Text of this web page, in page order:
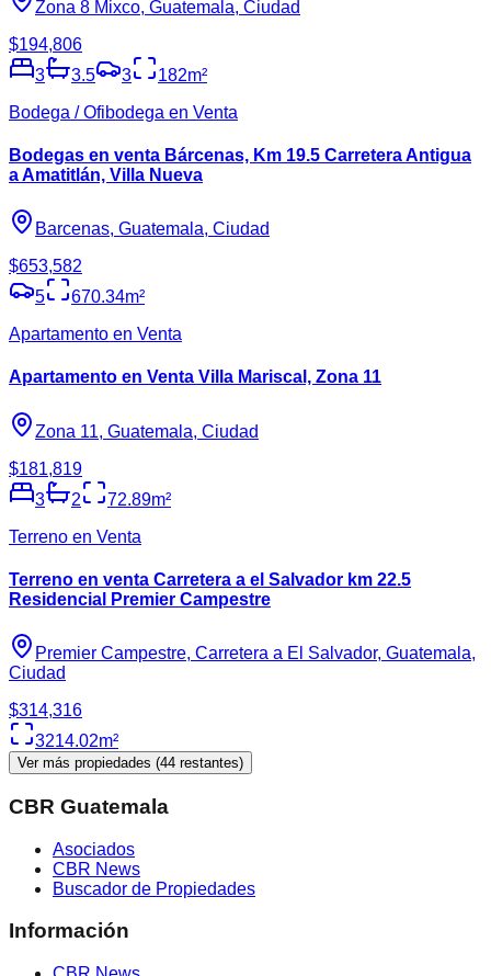
Zona 8 Mixco, Guatemala, Ciudad
$194,806
3
3.5 3 182m²
Bodega / Ofibodega en Venta
Bodegas en venta Bárcenas, Km 19.5 Carretera Antigua
a Amatitlán, Villa Nueva
Barcenas, Guatemala, Ciudad
$653,582
5
670.34m²
Apartamento en Venta
Apartamento en Venta Villa Mariscal, Zona 11
Zona 11, Guatemala, Ciudad
$181,819
3
2 72.89m²
Terreno en Venta
Terreno en venta Carretera a el Salvador km 22.5
Residencial Premier Campestre
Premier Campestre, Carretera a El Salvador, Guatemala,
Ciudad
$314,316
3214.02m²
Ver más propiedades (44 restantes)
CBR Guatemala
Asociados
CBR News
Buscador de Propiedades
Información